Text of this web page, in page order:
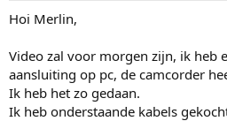
n
:
h
o
g
Hoi Merlin,
Video zal voor morgen zijn, ik heb
aansluiting op pc, de camcorder
Ik heb het zo gedaan.
Ik heb onderstaande kabels